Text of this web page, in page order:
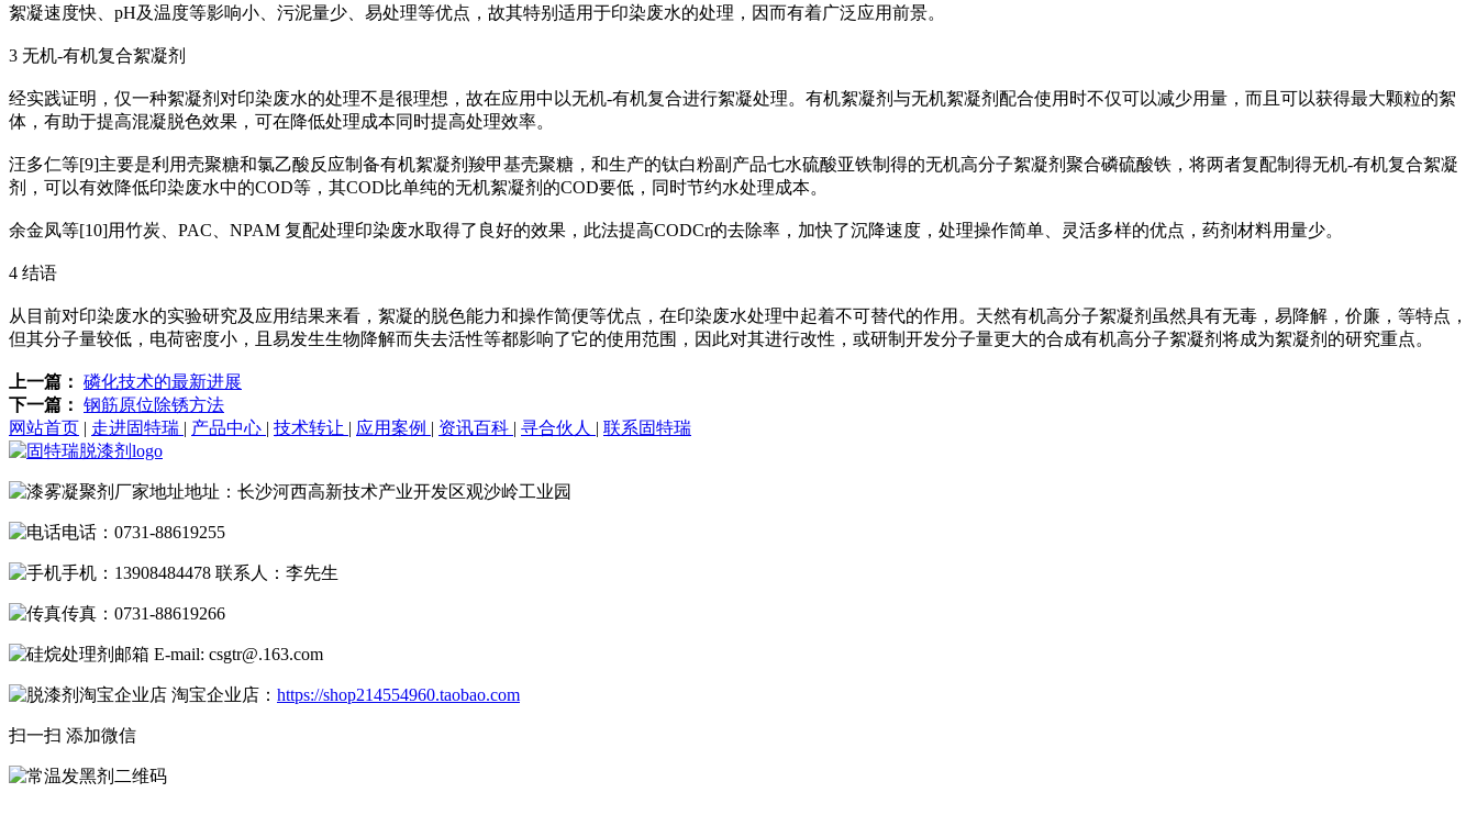
絮凝速度快、pH及温度等影响小、污泥量少、易处理等优点，故其特别适用于印染废水的处理，因而有着广泛应用前景。
3 无机-有机复合絮凝剂
经实践证明，仅一种絮凝剂对印染废水的处理不是很理想，故在应用中以无机-有机复合进行絮凝处理。有机絮凝剂与无机絮凝剂配合使用时不仅可以减少用量，而且可以获得最大颗粒的絮
体，有助于提高混凝脱色效果，可在降低处理成本同时提高处理效率。
汪多仁等[9]主要是利用壳聚糖和氯乙酸反应制备有机絮凝剂羧甲基壳聚糖，和生产的钛白粉副产品七水硫酸亚铁制得的无机高分子絮凝剂聚合磷硫酸铁，将两者复配制得无机-有机复合絮凝
剂，可以有效降低印染废水中的COD等，其COD比单纯的无机絮凝剂的COD要低，同时节约水处理成本。
余金凤等[10]用竹炭、PAC、NPAM 复配处理印染废水取得了良好的效果，此法提高CODCr的去除率，加快了沉降速度，处理操作简单、灵活多样的优点，药剂材料用量少。
4 结语
从目前对印染废水的实验研究及应用结果来看，絮凝的脱色能力和操作简便等优点，在印染废水处理中起着不可替代的作用。天然有机高分子絮凝剂虽然具有无毒，易降解，价廉，等特点，
但其分子量较低，电荷密度小，且易发生生物降解而失去活性等都影响了它的使用范围，因此对其进行改性，或研制开发分子量更大的合成有机高分子絮凝剂将成为絮凝剂的研究重点。
上一篇： 磷化技术的最新进展
下一篇： 钢筋原位除锈方法
网站首页 | 走进固特瑞 | 产品中心 | 技术转让 | 应用案例 | 资讯百科 | 寻合伙人 | 联系固特瑞
地址：长沙河西高新技术产业开发区观沙岭工业园
电话：0731-88619255
手机：13908484478 联系人：李先生
传真：0731-88619266
E-mail: csgtr@.163.com
淘宝企业店： https://shop214554960.taobao.com
扫一扫 添加微信